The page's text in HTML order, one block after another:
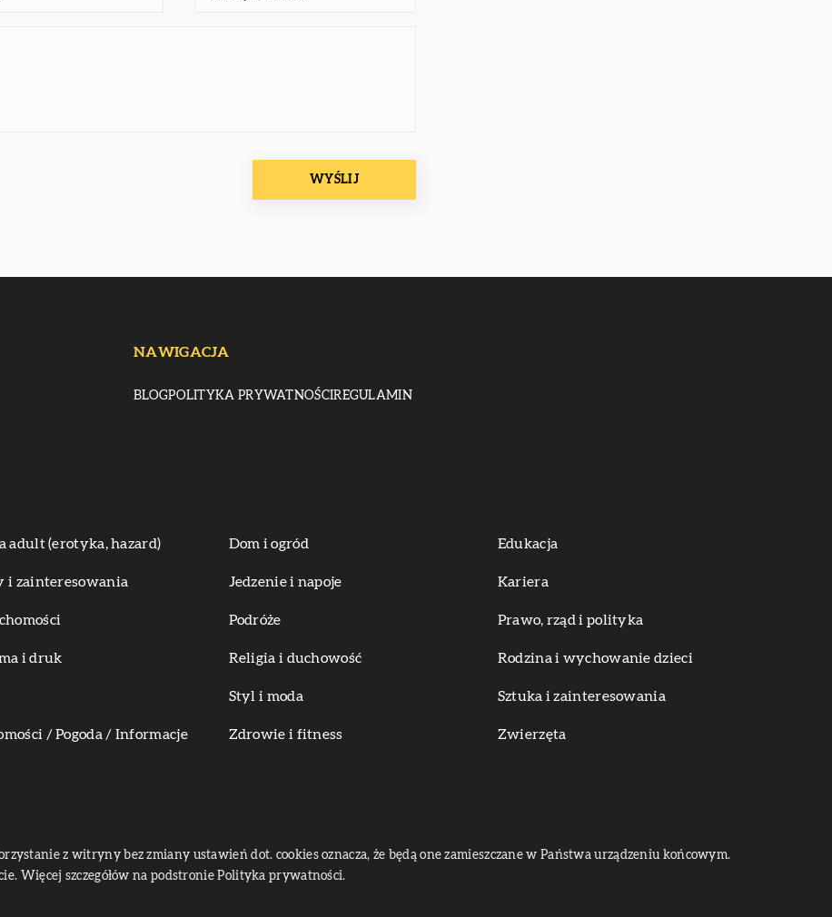
NAWIGACJA
BLOGPOLITYKA PRYWATNOŚCIREGULAMIN
adult (erotyka, hazard) Dom i ogród Edukacja
i zainteresowania Jedzenie i napoje Kariera
Podróże Prawo, rząd i polityka
i druk Religia i duchowość Rodzina i wychowanie dzieci
Styl i moda Sztuka i zainteresowania
/ Pogoda / Informacje Zdrowie i fitness Zwierzęta
z witryny bez zmiany ustawień dot. cookies oznacza, że będą one zamieszczane w Państwa urządzeniu końcowym.
Więcej szczegółów na podstroniePolityka prywatności.